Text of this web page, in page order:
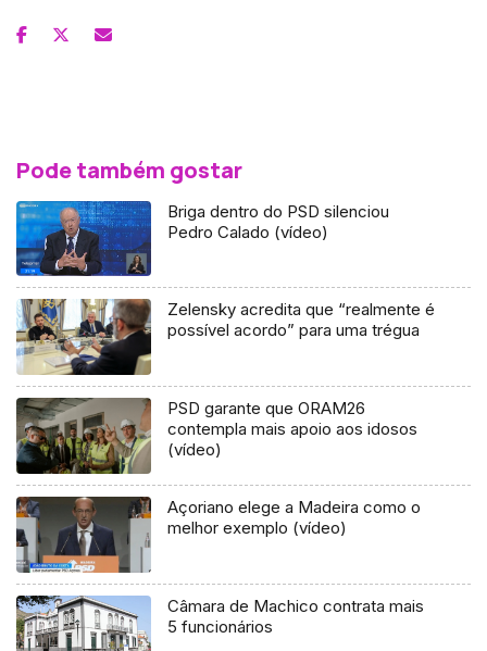
Pode também gostar
Briga dentro do PSD silenciou
Pedro Calado (vídeo)
Zelensky acredita que “realmente é
possível acordo” para uma trégua
PSD garante que ORAM26
contempla mais apoio aos idosos
(vídeo)
Açoriano elege a Madeira como o
melhor exemplo (vídeo)
Câmara de Machico contrata mais
5 funcionários